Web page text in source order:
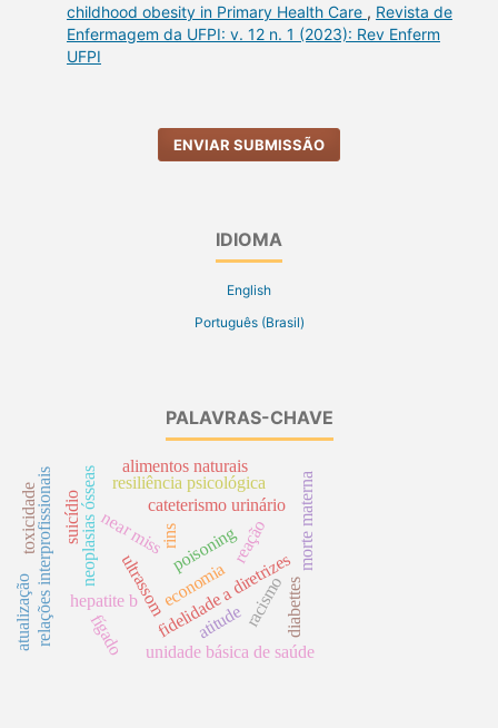
childhood obesity in Primary Health Care , Revista de
Enfermagem da UFPI: v. 12 n. 1 (2023): Rev Enferm
UFPI
ENVIAR SUBMISSÃO
IDIOMA
English
Português (Brasil)
PALAVRAS-CHAVE
hepatite b
neoplasias ósseas poisoning
ultrassom
cateterismo urinário
near miss
fidelidade a diretrizes
resiliência psicológica
unidade básica de saúde
morte materna
relações interprofissionais economia
suicídio reação
diabettes
toxicidade
fígado
rins
racismo
atualização
alimentos naturais
atitude